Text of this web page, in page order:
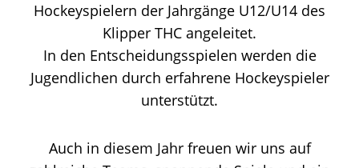
Hockeyspielern der Jahrgänge U12/U14 des
Klipper THC angeleitet.
In den Entscheidungsspielen werden die
Jugendlichen durch erfahrene Hockeyspieler
unterstützt.
Auch in diesem Jahr freuen wir uns auf